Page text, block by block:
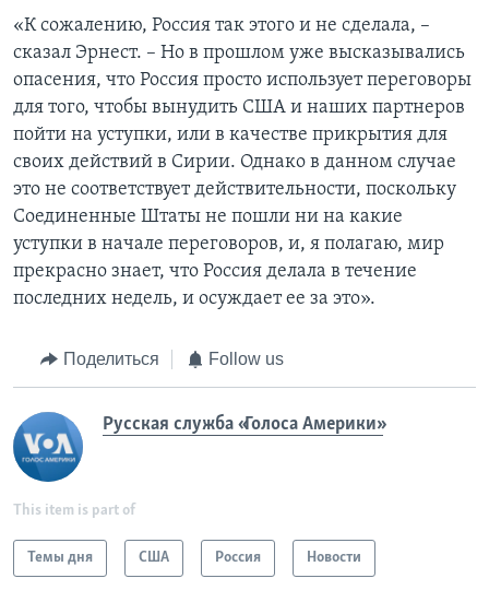
«К сожалению, Россия так этого и не сделала, –
сказал Эрнест. – Но в прошлом уже высказывались
опасения, что Россия просто использует переговоры
для того, чтобы вынудить США и наших партнеров
пойти на уступки, или в качестве прикрытия для
своих действий в Сирии. Однако в данном случае
это не соответствует действительности, поскольку
Соединенные Штаты не пошли ни на какие
уступки в начале переговоров, и, я полагаю, мир
прекрасно знает, что Россия делала в течение
последних недель, и осуждает ее за это».
Поделиться Follow us
Русская служба «Голоса Америки»
This item is part of
Темы дня США Россия Новости